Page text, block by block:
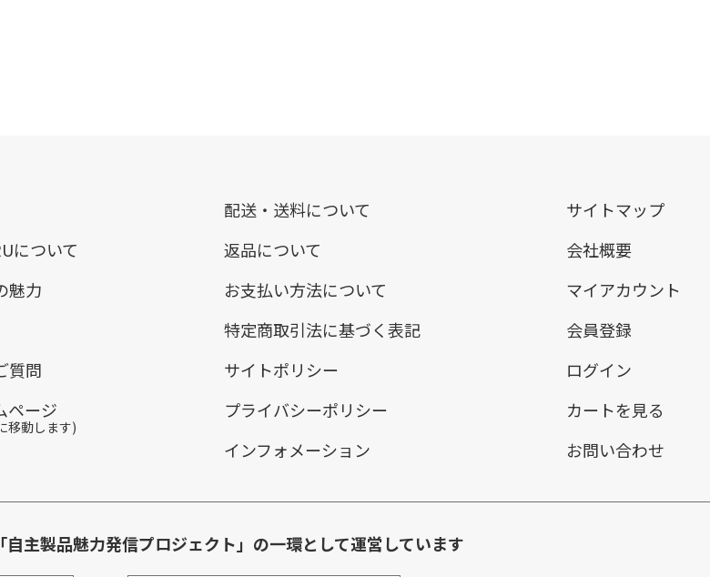
について
魅力
質問
ページ
移動します)
配送・送料について
返品について
お支払い方法について
特定商取引法に基づく表記
サイトポリシー
プライバシーポリシー
インフォメーション
サイトマップ
会社概要
マイアカウント
会員登録
ログイン
カートを見る
お問い合わせ
主製品魅力発信プロジェクト」の一環として運営しています